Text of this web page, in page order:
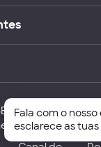
Lisbon School of
2026
Fala com o nosso
esclarece as